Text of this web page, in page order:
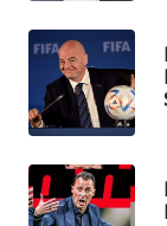
WAHANA
OTOMOTIF
WAHANA
HEALTH